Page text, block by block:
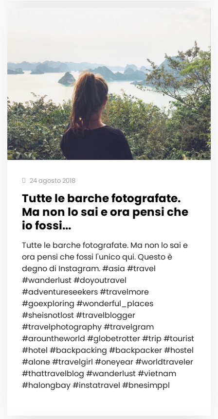
24 agosto 2018
Tutte le barche fotografate️.
Ma non lo sai e ora pensi che
io fossi...
Tutte le barche fotografate️. Ma non lo sai e
ora pensi che fossi l'unico qui. Questo è
degno di Instagram. #asia #travel
#wanderlust #doyoutravel
#adventureseekers #travelmore
#goexploring #wonderful_places
#sheisnotlost #travelblogger
#travelphotography #travelgram
#arountheworld #globetrotter #trip #tourist
#hotel #backpacking #backpacker #hostel
#alone #travelgirl #oneyear #worldtraveler
#thattravelblog #wanderlust #vietnam
#halongbay #instatravel #bnesimppl